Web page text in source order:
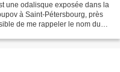
une odalisque exposée dans la
à Saint-Pétersbourg, près
de me rappeler le nom du